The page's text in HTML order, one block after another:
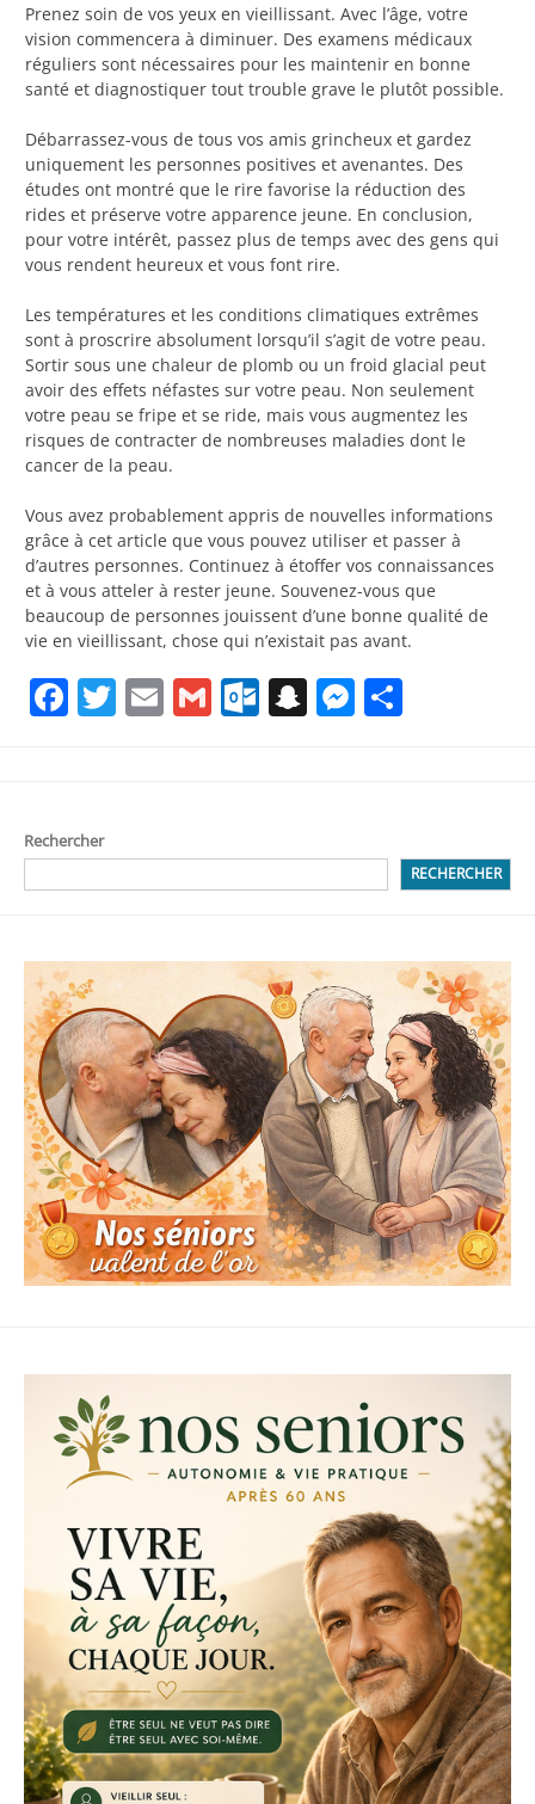
Prenez soin de vos yeux en vieillissant. Avec l’âge, votre
vision commencera à diminuer. Des examens médicaux
réguliers sont nécessaires pour les maintenir en bonne
santé et diagnostiquer tout trouble grave le plutôt possible.
Débarrassez-vous de tous vos amis grincheux et gardez
uniquement les personnes positives et avenantes. Des
études ont montré que le rire favorise la réduction des
rides et préserve votre apparence jeune. En conclusion,
pour votre intérêt, passez plus de temps avec des gens qui
vous rendent heureux et vous font rire.
Les températures et les conditions climatiques extrêmes
sont à proscrire absolument lorsqu’il s’agit de votre peau.
Sortir sous une chaleur de plomb ou un froid glacial peut
avoir des effets néfastes sur votre peau. Non seulement
votre peau se fripe et se ride, mais vous augmentez les
risques de contracter de nombreuses maladies dont le
cancer de la peau.
Vous avez probablement appris de nouvelles informations
grâce à cet article que vous pouvez utiliser et passer à
d’autres personnes. Continuez à étoffer vos connaissances
et à vous atteler à rester jeune. Souvenez-vous que
beaucoup de personnes jouissent d’une bonne qualité de
vie en vieillissant, chose qui n’existait pas avant.
Facebook
Twitter
EmailGmailOutlook.com
Snapchat
Rechercher
RECHERCHER